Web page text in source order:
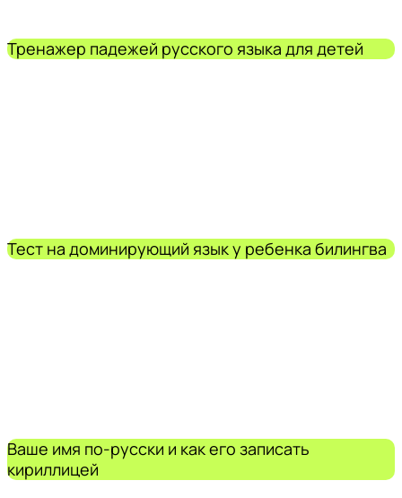
Тренажер падежей русского языка для детей
Тест на доминирующий язык у ребенка билингва
Ваше имя по-русски и как его записать
кириллицей